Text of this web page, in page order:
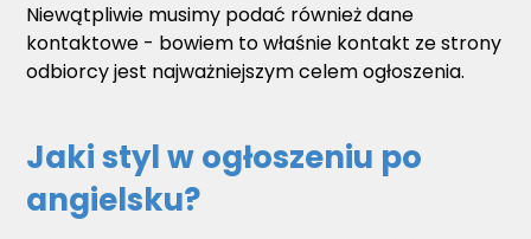
Niewątpliwie musimy podać również dane
kontaktowe - bowiem to właśnie kontakt ze strony
odbiorcy jest najważniejszym celem ogłoszenia.
Jaki styl w ogłoszeniu po
angielsku?